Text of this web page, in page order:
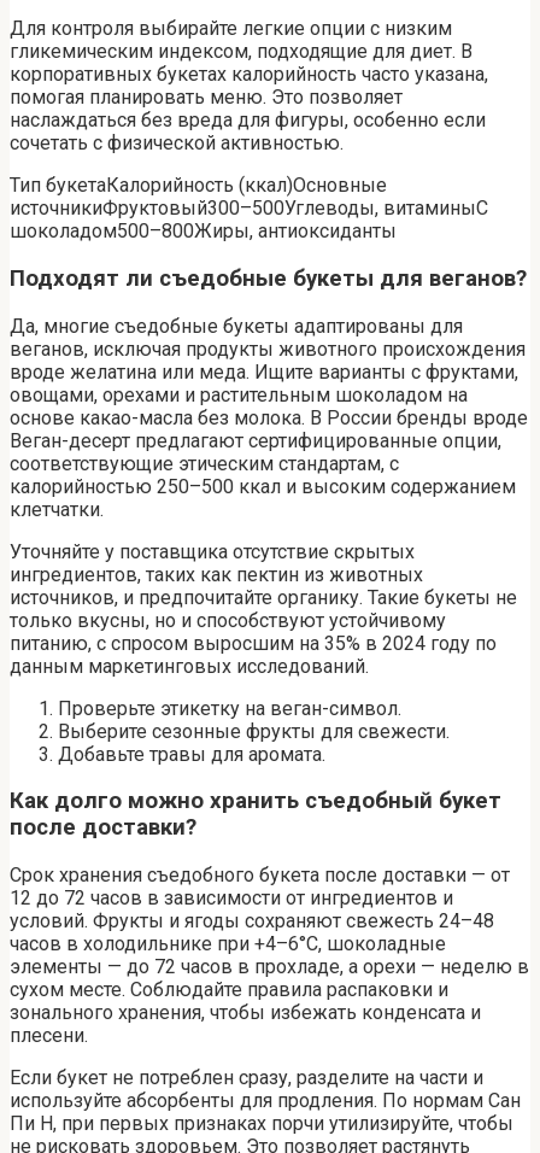
Для контроля выбирайте легкие опции с низким
гликемическим индексом, подходящие для диет. В
корпоративных букетах калорийность часто указана,
помогая планировать меню. Это позволяет
наслаждаться без вреда для фигуры, особенно если
сочетать с физической активностью.
Тип букетаКалорийность (ккал)Основные
источникиФруктовый300–500Углеводы, витаминыС
шоколадом500–800Жиры, антиоксиданты
Подходят ли съедобные букеты для веганов?
Да, многие съедобные букеты адаптированы для
веганов, исключая продукты животного происхождения
вроде желатина или меда. Ищите варианты с фруктами,
овощами, орехами и растительным шоколадом на
основе какао-масла без молока. В России бренды вроде
Веган-десерт предлагают сертифицированные опции,
соответствующие этическим стандартам, с
калорийностью 250–500 ккал и высоким содержанием
клетчатки.
Уточняйте у поставщика отсутствие скрытых
ингредиентов, таких как пектин из животных
источников, и предпочитайте органику. Такие букеты не
только вкусны, но и способствуют устойчивому
питанию, с спросом выросшим на 35% в 2024 году по
данным маркетинговых исследований.
Проверьте этикетку на веган-символ.
Выберите сезонные фрукты для свежести.
Добавьте травы для аромата.
Как долго можно хранить съедобный букет
после доставки?
Срок хранения съедобного букета после доставки — от
12 до 72 часов в зависимости от ингредиентов и
условий. Фрукты и ягоды сохраняют свежесть 24–48
часов в холодильнике при +4–6°C, шоколадные
элементы — до 72 часов в прохладе, а орехи — неделю в
сухом месте. Соблюдайте правила распаковки и
зонального хранения, чтобы избежать конденсата и
плесени.
Если букет не потреблен сразу, разделите на части и
используйте абсорбенты для продления. По нормам Сан
Пи Н, при первых признаках порчи утилизируйте, чтобы
не рисковать здоровьем. Это позволяет растянуть